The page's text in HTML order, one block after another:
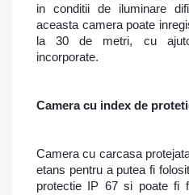
in conditii de iluminare
aceasta camera poate
la 30 de metri, cu
incorporate.
Camera cu index de
Camera cu carcasa
etans pentru a putea fi
protectie IP 67 si poate fi